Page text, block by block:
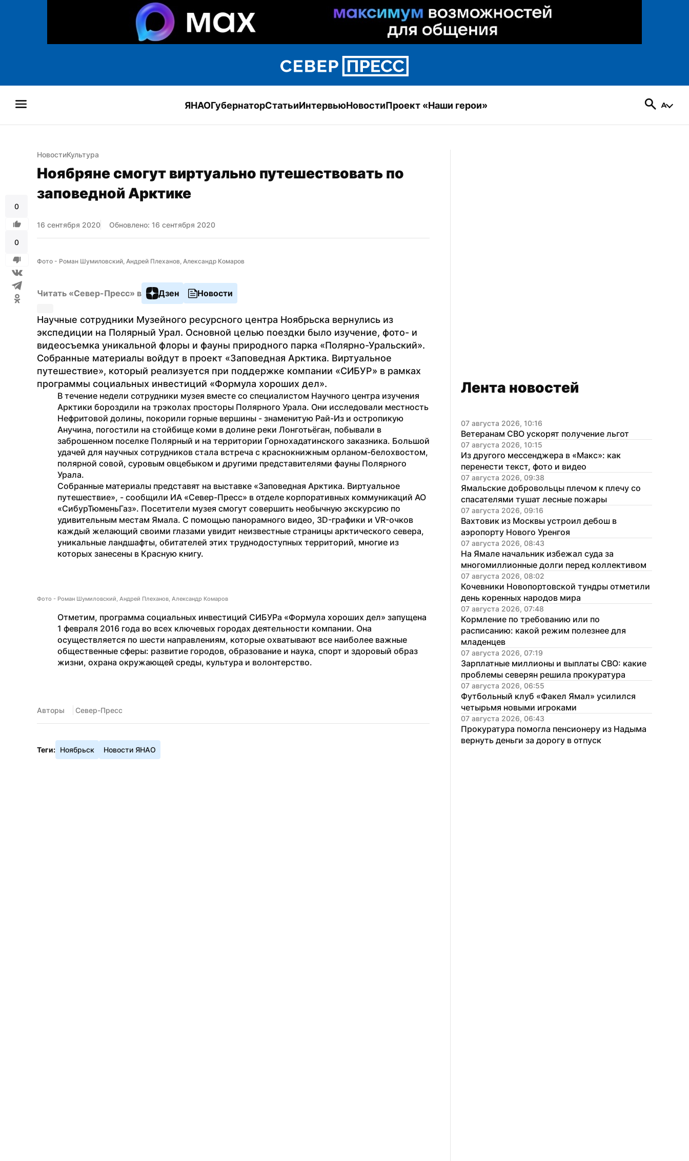
ЯНАОГубернаторСтатьиИнтервьюНовостиПроект «Наши герои»
0
0
НовостиКультура
Ноябряне смогут виртуально путешествовать по
заповедной Арктике
16 сентября 2020 Обновлено: 16 сентября 2020
Фото - Роман Шумиловский, Андрей Плеханов, Александр Комаров
Читать «Север-Пресс» в Дзен Новости
Научные сотрудники Музейного ресурсного центра Ноябрьска вернулись из
экспедиции на Полярный Урал. Основной целью поездки было изучение, фото- и
видеосъемка уникальной флоры и фауны природного парка «Полярно-Уральский».
Собранные материалы войдут в проект «Заповедная Арктика. Виртуальное
путешествие», который реализуется при поддержке компании «СИБУР» в рамках
программы социальных инвестиций «Формула хороших дел».
В течение недели сотрудники музея вместе со специалистом Научного центра изучения
Арктики бороздили на трэколах просторы Полярного Урала. Они исследовали местность
Нефритовой долины, покорили горные вершины - знаменитую Рай-Из и остропикую
Анучина, погостили на стойбище коми в долине реки Лонготьёган, побывали в
заброшенном поселке Полярный и на территории Горнохадатинского заказника. Большой
удачей для научных сотрудников стала встреча с краснокнижным орланом-белохвостом,
полярной совой, суровым овцебыком и другими представителями фауны Полярного
Урала.
Собранные материалы представят на выставке «Заповедная Арктика. Виртуальное
путешествие», - сообщили ИА «Север-Пресс» в отделе корпоративных коммуникаций АО
«СибурТюменьГаз». Посетители музея смогут совершить необычную экскурсию по
удивительным местам Ямала. С помощью панорамного видео, 3D-графики и VR-очков
каждый желающий своими глазами увидит неизвестные страницы арктического севера,
уникальные ландшафты, обитателей этих труднодоступных территорий, многие из
которых занесены в Красную книгу.
Фото - Роман Шумиловский, Андрей Плеханов, Александр Комаров
Отметим, программа социальных инвестиций СИБУРа «Формула хороших дел» запущена
1 февраля 2016 года во всех ключевых городах деятельности компании. Она
осуществляется по шести направлениям, которые охватывают все наиболее важные
общественные сферы: развитие городов, образование и наука, спорт и здоровый образ
жизни, охрана окружающей среды, культура и волонтерство.
Авторы Север-Пресс
Теги: Ноябрьск Новости ЯНАО
Лента новостей
07 августа 2026, 10:16
Ветеранам СВО ускорят получение льгот
07 августа 2026, 10:15
Из другого мессенджера в «Макс»: как
перенести текст, фото и видео
07 августа 2026, 09:38
Ямальские добровольцы плечом к плечу со
спасателями тушат лесные пожары
07 августа 2026, 09:16
Вахтовик из Москвы устроил дебош в
аэропорту Нового Уренгоя
07 августа 2026, 08:43
На Ямале начальник избежал суда за
многомиллионные долги перед коллективом
07 августа 2026, 08:02
Кочевники Новопортовской тундры отметили
день коренных народов мира
07 августа 2026, 07:48
Кормление по требованию или по
расписанию: какой режим полезнее для
младенцев
07 августа 2026, 07:19
Зарплатные миллионы и выплаты СВО: какие
проблемы северян решила прокуратура
07 августа 2026, 06:55
Футбольный клуб «Факел Ямал» усилился
четырьмя новыми игроками
07 августа 2026, 06:43
Прокуратура помогла пенсионеру из Надыма
вернуть деньги за дорогу в отпуск